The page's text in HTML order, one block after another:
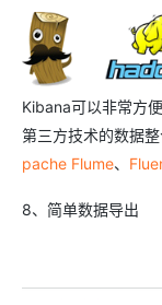
Kibana可以非常方
第三方技术的数据
pache Flume、
8、简单数据导出